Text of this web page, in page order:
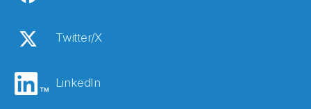
Twitter/X
LinkedIn